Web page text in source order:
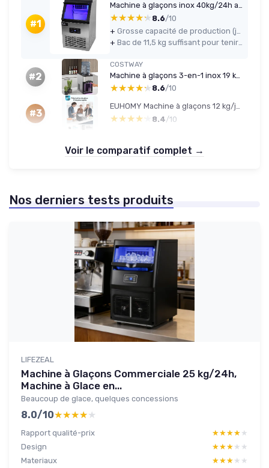
#1
Machine à glaçons inox 40kg/24h avec broyeur
★★★★★
★★★★★ 8.6/10
+
Grosse capacité de production (jusqu’à 40 kg/24 h) adaptée à un usage pro
+
Bac de 11,5 kg suffisant pour tenir un service sans stress
#2
COSTWAY
★★★★★
★★★★★ 8.6/10
#3
EUHOMY Machine à glaçons 12 kg/jour - 9 glaçons en 6 min - Auto-nettoyante
★★★★★
★★★★★ 8.4/10
Voir le comparatif complet →
Nos derniers tests produits
LIFEZEAL
Machine à Glaçons Commerciale 25 kg/24h,
Machine à Glace en...
Beaucoup de glace, quelques concessions
8.0/10★★★★★
★★★★★
Rapport qualité-prix ★★★★★
★★★★★
Design
★★★★★
★★★★★
Materiaux
★★★★★
★★★★★